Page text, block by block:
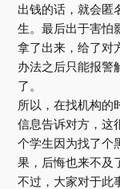
出钱的话，就会匿
生。最后出于害怕
拿了出来，给了对
办法之后只能报警
了。
所以，在找机构的
信息告诉对方，这
个学生因为找了个
果，后悔也来不及
不过，大家对于此